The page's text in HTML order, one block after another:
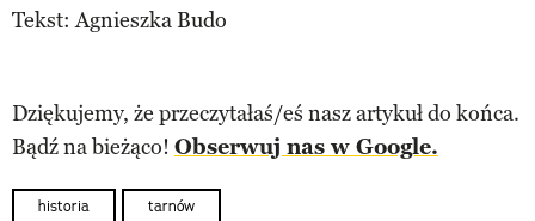
Tekst: Agnieszka Budo
Dziękujemy, że przeczytałaś/eś nasz artykuł do końca.
Bądź na bieżąco! Obserwuj nas w Google.
historia tarnów